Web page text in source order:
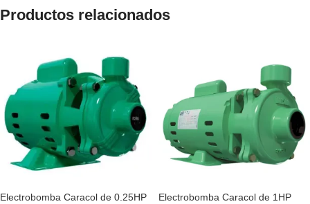
Productos relacionados
Electrobomba Caracol de 0.25HP
Electrobomba Caracol de 1HP